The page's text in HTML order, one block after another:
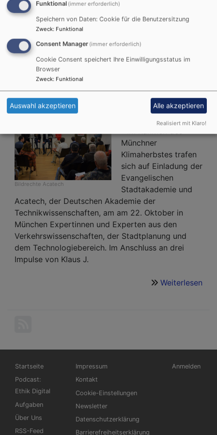
organisieren wird,
…?
-
von
Mobilität in der Stadt von
morgen
Bildrechte Acatech
Umsteigen, aber wie?
- Im Rahmen des
Münchner
Klimaherbstes trafen
sich auf Einladung der
Evangelischen
Stadtakademie und
Acatech, der Deutschen Akademie der
Technikwissenschaften, am am 22. Oktober in
München Expertinnen und Experten aus den
Verkehrswissenschaften, der Stadtplanung und
dem Technologiebereich. Im Anschluss an drei
Impulse von Klaus J.
Weiterlesen
Hauptnavigation
Startseite
Podcast:
Ethik Digital
Aufgaben
Über Uns
RSS-Feed
Fußbereichsmenü
Impressum
Kontakt
Cookie-Einstellungen
Newsletter
Datenschutzerklärung
Barrierefreiheitserklärung
Anmelden
Funktional (immer erforderlich)
Speichern von Daten: Cookie für die Benutzersitzung
Zweck: Funktional
Consent Manager (immer erforderlich)
Cookie Consent speichert Ihre Einwilligungsstatus im
Browser
Zweck: Funktional
Auswahl akzeptieren Alle akzeptieren
Realisiert mit Klaro!